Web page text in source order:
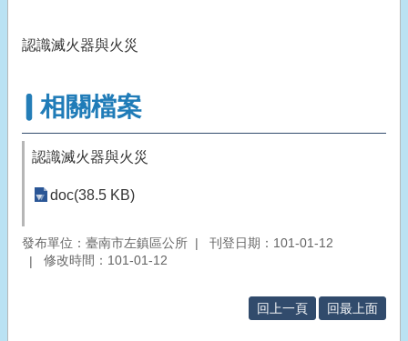
認識滅火器與火災
相關檔案
認識滅火器與火災
doc(38.5 KB)
發布單位：臺南市左鎮區公所
刊登日期：101-01-12
修改時間：101-01-12
回上一頁 回最上面